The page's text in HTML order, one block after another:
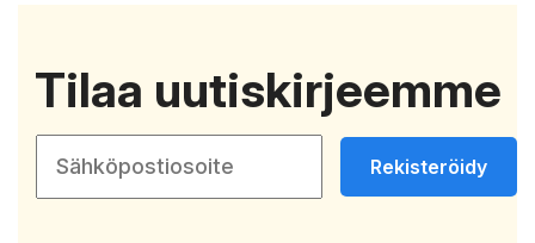
Tilaa uutiskirjeemme
Rekisteröidy